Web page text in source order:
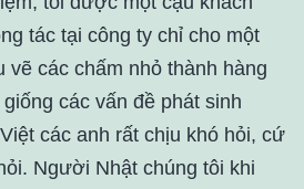
tác tại công ty chỉ cho một
vẽ các chấm nhỏ thành hàng
các vấn đề phát sinh
các anh rất chịu khó hỏi, cứ
Người Nhật chúng tôi khi